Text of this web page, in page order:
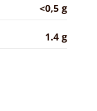
<0,5 g
1.4 g